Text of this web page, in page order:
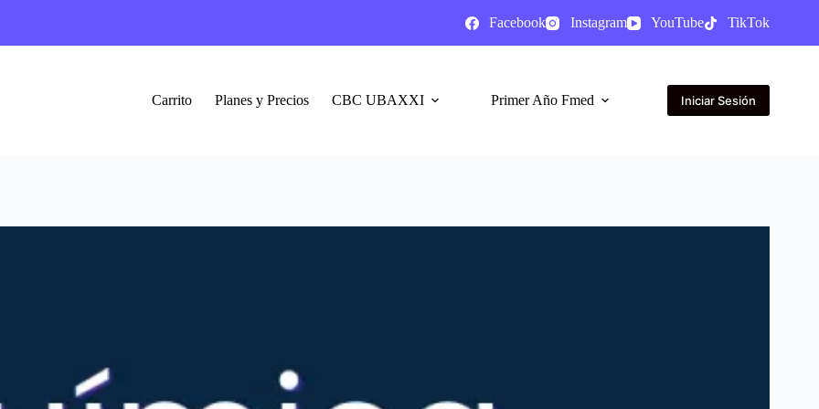
Facebook Instagram YouTube TikTok
Carrito Planes y Precios CBC UBAXXI Primer Año Fmed Iniciar Sesión